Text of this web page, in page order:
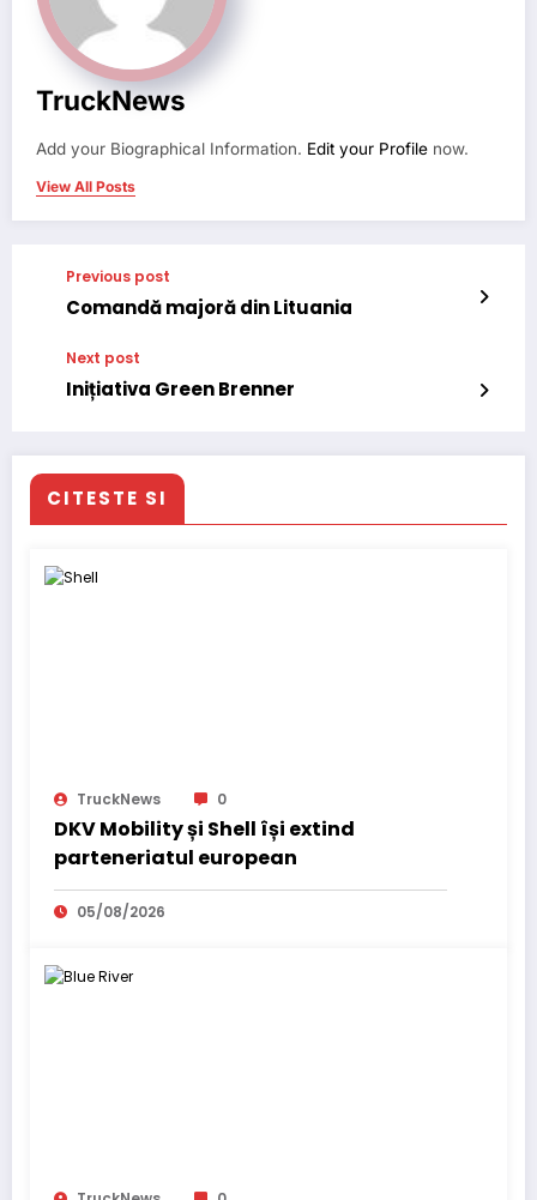
TruckNews
Add your Biographical Information. Edit your Profile now.
View All Posts
Previous post
Comandă majoră din Lituania
Next post
Inițiativa Green Brenner
CITESTE SI
TruckNews 0
DKV Mobility și Shell își extind
parteneriatul european
05/08/2026